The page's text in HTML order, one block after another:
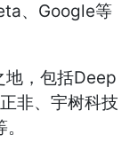
、Google等
地，包括Deep
非、宇树科技